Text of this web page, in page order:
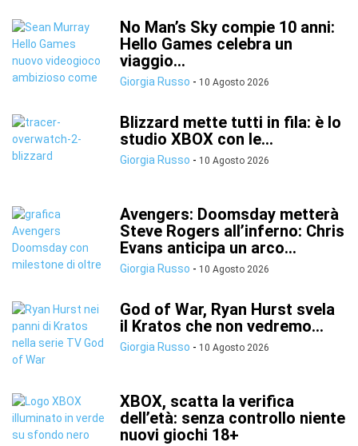
No Man’s Sky compie 10 anni:
Hello Games celebra un
viaggio...
Giorgia Russo - 10 Agosto 2026
Blizzard mette tutti in fila: è lo
studio XBOX con le...
Giorgia Russo - 10 Agosto 2026
Avengers: Doomsday metterà
Steve Rogers all’inferno: Chris
Evans anticipa un arco...
Giorgia Russo - 10 Agosto 2026
God of War, Ryan Hurst svela
il Kratos che non vedremo...
Giorgia Russo - 10 Agosto 2026
XBOX, scatta la verifica
dell’età: senza controllo niente
nuovi giochi 18+